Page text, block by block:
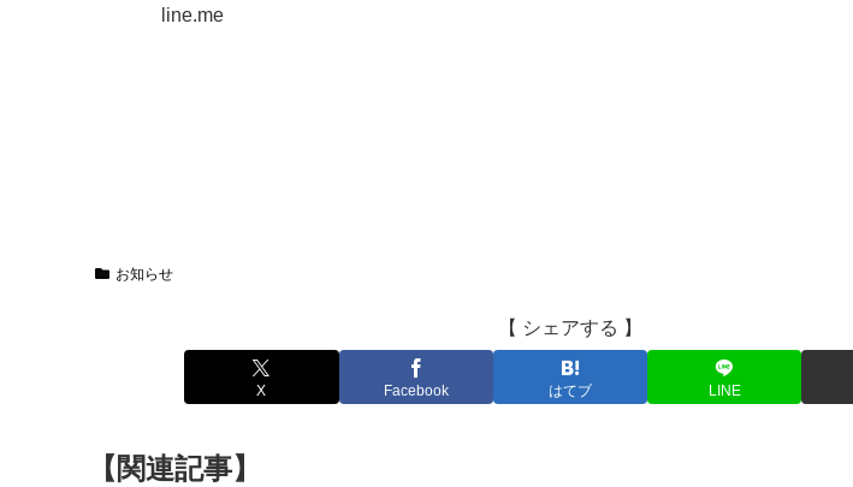
line.me
お知らせ
【 シェアする 】
X Facebook はてブ LINE
【関連記事】